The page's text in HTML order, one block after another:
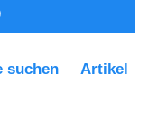
suchen Artikel